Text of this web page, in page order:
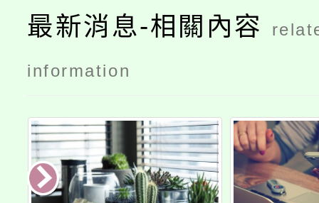
最新消息-相關內容
information